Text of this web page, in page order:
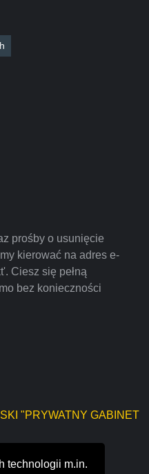
technologii m.in.
prośby o usunięcie
kierować na adres e-
Ciesz się pełną
bez konieczności
"PRYWATNY GABINET